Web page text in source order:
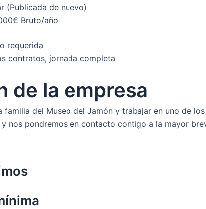
(Publicada de nuevo)
Bruto/año
requerida
contratos, jornada completa
de la empresa
familia del Museo del Jamón y trabajar en uno de
nos pondremos en contacto contigo a la mayor